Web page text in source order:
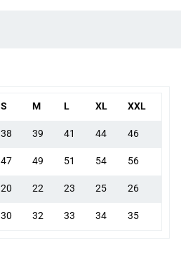
S M L XL XXL
38 39 41 44 46
47 49 51 54 56
20 22 23 25 26
30 32 33 34 35